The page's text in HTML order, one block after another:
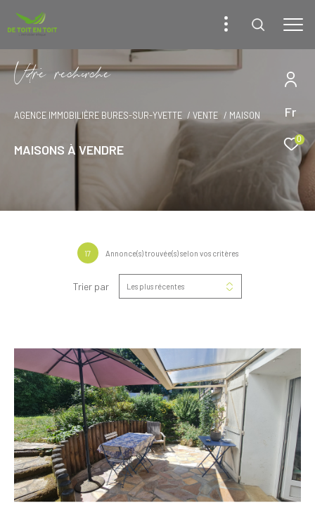
Fr
0
Vore recece
AGENCE IMMOBILIÈRE BURES-SUR-YVETTE VENTE MAISON
MAISONS À VENDRE
17 Annonce(s) trouvée(s) selon vos critères
Trier par Les plus récentes